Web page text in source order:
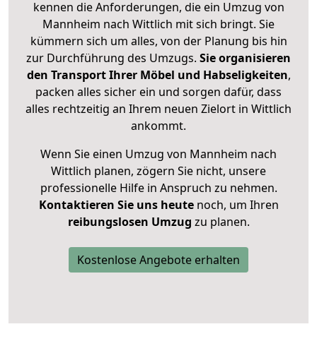
kennen die Anforderungen, die ein Umzug von
Mannheim nach Wittlich mit sich bringt. Sie
kümmern sich um alles, von der Planung bis hin
zur Durchführung des Umzugs. Sie organisieren
den Transport Ihrer Möbel und Habseligkeiten,
packen alles sicher ein und sorgen dafür, dass
alles rechtzeitig an Ihrem neuen Zielort in Wittlich
ankommt.
Wenn Sie einen Umzug von Mannheim nach
Wittlich planen, zögern Sie nicht, unsere
professionelle Hilfe in Anspruch zu nehmen.
Kontaktieren Sie uns heutenoch, um Ihren
reibungslosen Umzug zu planen.
Kostenlose Angebote erhalten